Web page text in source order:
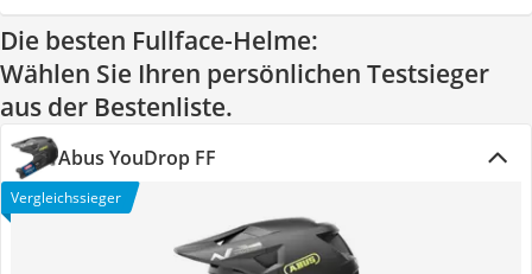
Die besten Fullface-Helme:
Wählen Sie Ihren persönlichen Testsieger
aus der Bestenliste.
Abus YouDrop FF
Vergleichssieger